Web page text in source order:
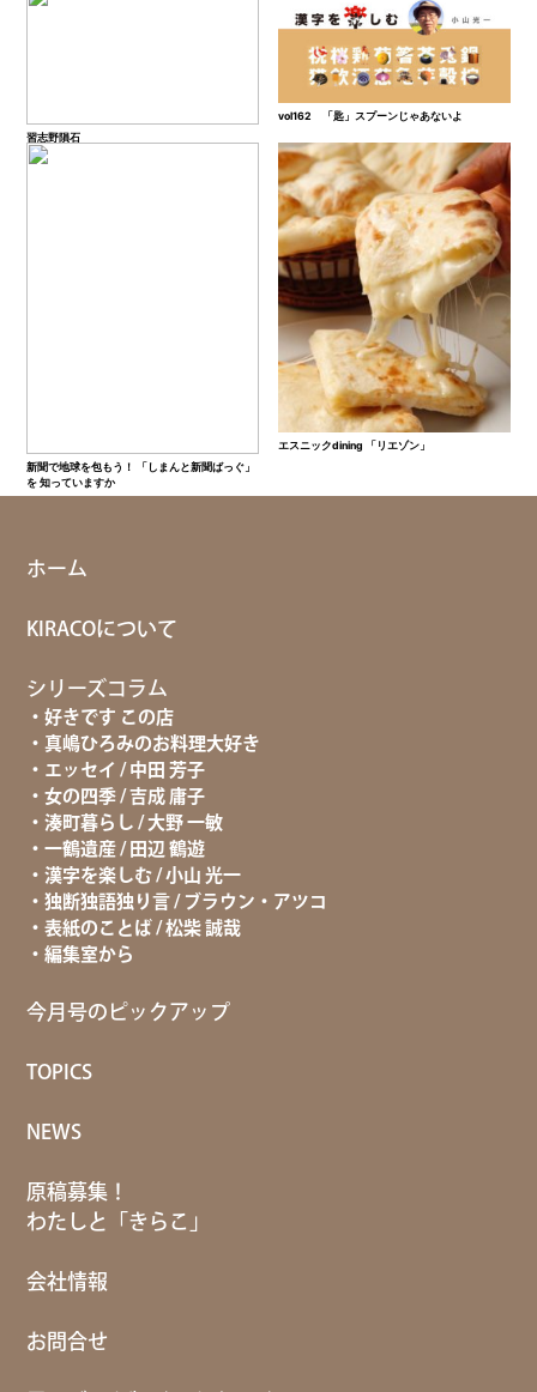
習志野隕石
vol162 「匙」スプーンじゃあないよ
新聞で地球を包もう！ 「しまんと新聞ばっぐ」
を 知っていますか
エスニックdining 「リエゾン」
ホーム
KIRACOについて
シリーズコラム
好きです この店
真嶋ひろみのお料理大好き
エッセイ / 中田 芳子
女の四季 / 吉成 庸子
湊町暮らし / 大野 一敏
一鶴遺産 / 田辺 鶴遊
漢字を楽しむ / 小山 光一
独断独語独り言 / ブラウン・アツコ
表紙のことば / 松柴 誠哉
編集室から
今月号のピックアップ
TOPICS
NEWS
原稿募集！
わたしと「きらこ」
会社情報
お問合せ